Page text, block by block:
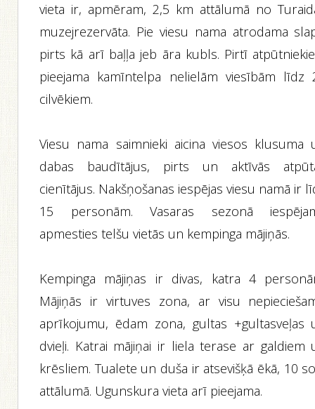
vieta ir, apmēram, 2,5 km attālumā no
muzejrezervāta. Pie viesu nama atrodama
pirts kā arī baļļa jeb āra kubls. Pirtī
pieejama kamīntelpa nelielām viesībām līdz
cilvēkiem.
Viesu nama saimnieki aicina viesos klusuma
dabas baudītājus, pirts un aktīvās
cienītājus. Nakšņošanas iespējas viesu namā ir
15 personām. Vasaras sezonā
apmesties telšu vietās un kempinga mājiņās.
Kempinga mājiņas ir divas, katra 4
Mājiņās ir virtuves zona, ar visu
aprīkojumu, ēdam zona, gultas +gultasveļas
dvieļi. Katrai mājiņai ir liela terase ar galdiem
krēsliem. Tualete un duša ir atsevišķā ēkā, 10
attālumā. Ugunskura vieta arī pieejama.